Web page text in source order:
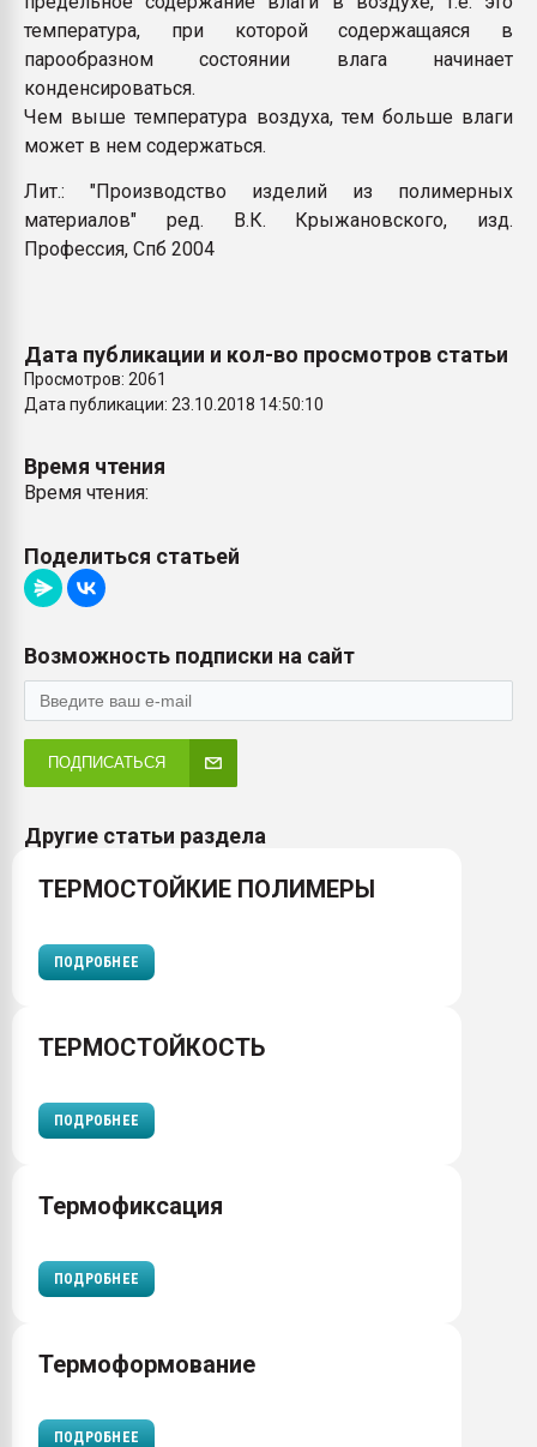
температура, при которой содержащаяся в
парообразном состоянии влага начинает
конденсироваться.
Чем выше температура воздуха, тем больше влаги
может в нем содержаться.
Лит.: "Производство изделий из полимерных
материалов" ред. В.К. Крыжановского, изд.
Профессия, Спб 2004
Дата публикации и кол-во просмотров статьи
Просмотров: 2061
Дата публикации: 23.10.2018 14:50:10
Время чтения
Время чтения:
Поделиться статьей
Возможность подписки на сайт
ПОДПИСАТЬСЯ
Другие статьи раздела
ТЕРМОСТОЙКИЕ ПОЛИМЕРЫ
ПОДРОБНЕЕ
ТЕРМОСТОЙКОСТЬ
ПОДРОБНЕЕ
Термофиксация
ПОДРОБНЕЕ
Термоформование
ПОДРОБНЕЕ